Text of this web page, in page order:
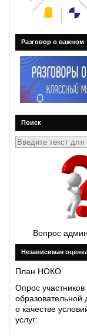
Разговор о важном
Поиск
Вопрос
Незавиcимая
План НОКО
Опрос участников
образовательной
о качестве
услуг: